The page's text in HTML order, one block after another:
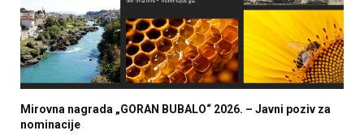
Mirovna nagrada „GORAN BUBALO“ 2026. – Javni poziv za
nominacije